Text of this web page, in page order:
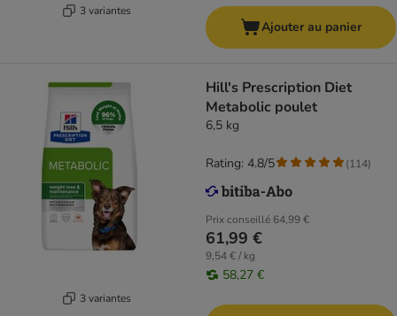
3 variantes
Ajouter au panier
3 variantes
Hill's Prescription Diet
Metabolic poulet
6,5 kg
Prix conseillé 64,99 €
61,99 €
9,54 € / kg
58,27 €
Rating: 4.8/5 (114)